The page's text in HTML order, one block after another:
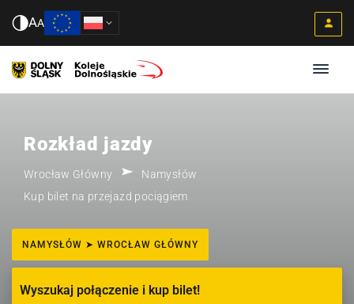
AA
Rozkład jazdy
Wrocław Główny
Namysłów
Kup bilet na przejazd pociągiem
NAMYSŁÓW ➤ WROCŁAW GŁÓWNY
Wyszukaj połączenie i kup bilet!